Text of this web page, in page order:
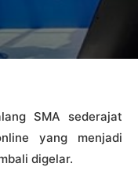
SMA sederajat
yang menjadi
digelar.